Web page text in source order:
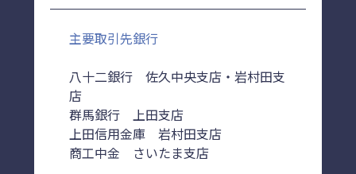
主要取引先銀行
八十二銀行 佐久中央支店・岩村田支
店
群馬銀行 上田支店
上田信用金庫 岩村田支店
商工中金 さいたま支店